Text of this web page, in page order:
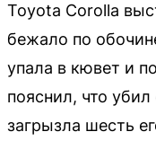
Toyota Corolla
бежало по
упала в кювет и
пояснил, что
загрызла шесть